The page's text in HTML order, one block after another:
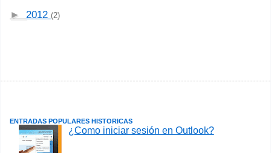
► 2012 (2)
ENTRADAS POPULARES HISTORICAS
¿Como iniciar sesión en Outlook?